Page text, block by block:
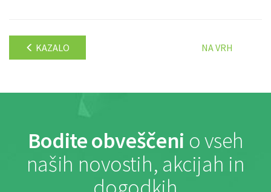
KAZALO NA VRH
Bodite obveščeni o vseh
naših novostih, akcijah in